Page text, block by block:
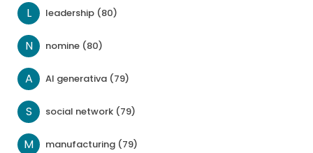
L leadership (80)
N nomine (80)
A AI generativa (79)
S social network (79)
M manufacturing (79)